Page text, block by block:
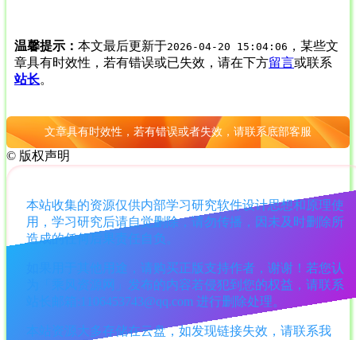
温馨提示： 本文最后更新于2026-04-20 15:04:06 ，某些文
章具有时效性，若有错误或已失效，请在下方留言或联系
站长。
文章具有时效性，若有错误或者失效，请联系底部客服
© 版权声明
本站收集的资源仅供内部学习研究软件设计思想和原理使
用，学习研究后请自觉删除，请勿传播，因未及时删除所
造成的任何后果责任自负。
如果用于其他用途，请购买正版支持作者，谢谢！若您认
为「乘风资源网」发布的内容若侵犯到您的权益，请联系
站长邮箱:1106453743@qq.com 进行删除处理。
本站资源大多存储在云盘，如发现链接失效，请联系我